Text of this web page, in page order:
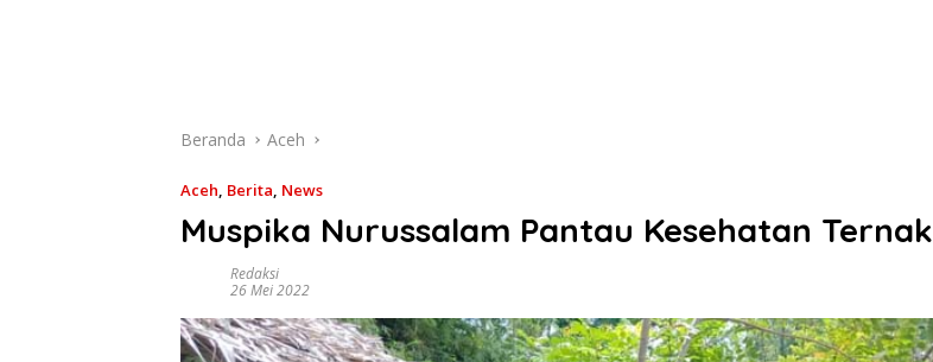
Beranda Aceh
Aceh, Berita, News
Muspika Nurussalam Pantau Kesehatan Ternak
Redaksi
26 Mei 2022